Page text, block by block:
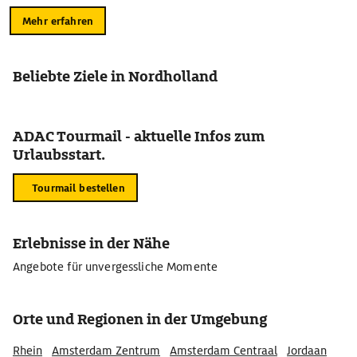
Mehr erfahren
Beliebte Ziele in Nordholland
ADAC Tourmail - aktuelle Infos zum
Urlaubsstart.
Tourmail bestellen
Erlebnisse in der Nähe
Angebote für unvergessliche Momente
Orte und Regionen in der Umgebung
Rhein Amsterdam Zentrum Amsterdam Centraal Jordaan